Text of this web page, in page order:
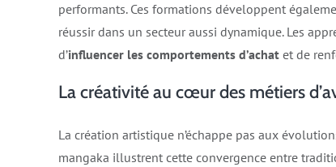
performants. Ces formations développent
réussir dans un secteur aussi dynamique. Les
d’influencer les comportements d’achat et de
La créativité au cœur des métiers
La création artistique n’échappe pas aux
mangaka illustrent cette convergence entre